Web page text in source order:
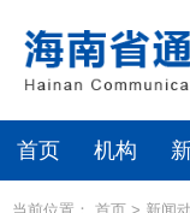
首页 机构